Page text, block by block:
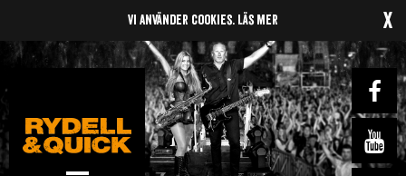
Vi använder cookies. Läs mer x